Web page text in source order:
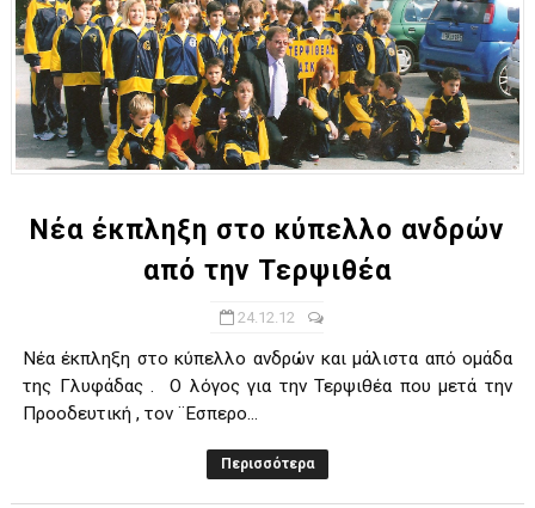
Νέα έκπληξη στο κύπελλο ανδρών
από την Τερψιθέα
24.12.12
Νέα έκπληξη στο κύπελλο ανδρών και μάλιστα από ομάδα
της Γλυφάδας . Ο λόγος για την Τερψιθέα που μετά την
Προοδευτική , τον ¨Εσπερο...
Περισσότερα